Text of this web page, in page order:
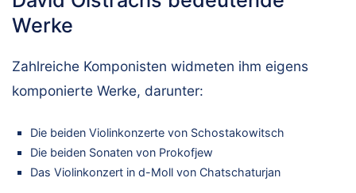
Werke
Zahlreiche Komponisten widmeten ihm eigens
komponierte Werke, darunter:
Die beiden Violinkonzerte von Schostakowitsch
Die beiden Sonaten von Prokofjew
Das Violinkonzert in d-Moll von Chatschaturjan